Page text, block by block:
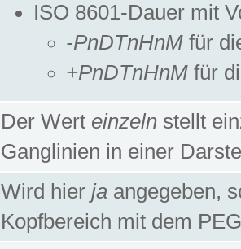
ISO 8601-Dauer mit
-PnDTnHnM für
+PnDTnHnM für
Der Wert einzeln stellt
Ganglinien in einer
Wird hier ja angegeben,
Kopfbereich mit dem